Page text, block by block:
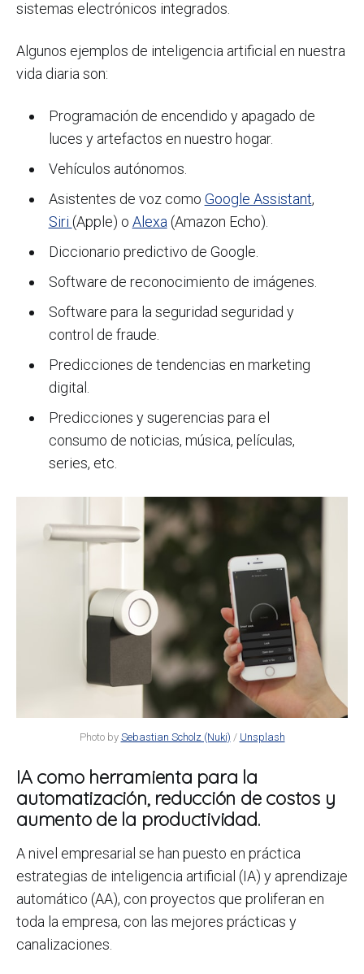
sistemas electrónicos integrados.
Algunos ejemplos de inteligencia artificial en nuestra
vida diaria son:
Programación de encendido y apagado de
luces y artefactos en nuestro hogar.
Vehículos autónomos.
Asistentes de voz como Google Assistant,
Siri (Apple) o Alexa (Amazon Echo).
Diccionario predictivo de Google.
Software de reconocimiento de imágenes.
Software para la seguridad seguridad y
control de fraude.
Predicciones de tendencias en marketing
digital.
Predicciones y sugerencias para el
consumo de noticias, música, películas,
series, etc.
Photo by Sebastian Scholz (Nuki) / Unsplash
IA como herramienta para la
automatización, reducción de costos y
aumento de la productividad.
A nivel empresarial se han puesto en práctica
estrategias de inteligencia artificial (IA) y aprendizaje
automático (AA), con proyectos que proliferan en
toda la empresa, con las mejores prácticas y
canalizaciones.